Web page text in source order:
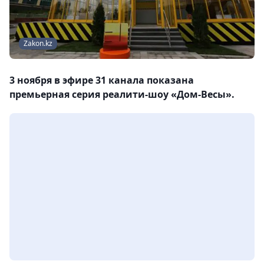
Zakon.kz
3 ноября в эфире 31 канала показана
премьерная серия реалити-шоу «Дом-Весы».